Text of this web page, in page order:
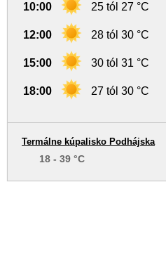
10:00 25 tól 27 °C
12:00 28 tól 30 °C
15:00 30 tól 31 °C
18:00 27 tól 30 °C
Termálne kúpalisko Podhájska
18 - 39 °C